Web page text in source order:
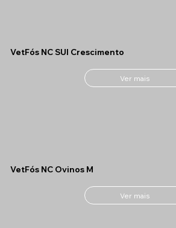
VetFós NC SUI Crescimento
Ver mais
VetFós NC Ovinos M
Ver mais